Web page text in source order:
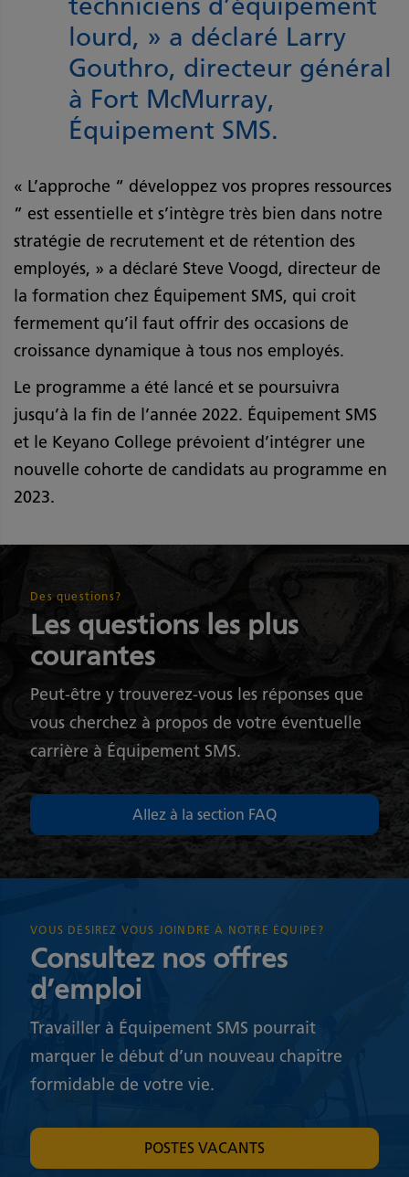
lourd, » a déclaré Larry
Gouthro, directeur général
à Fort McMurray,
Équipement SMS.
« L’approche “ développez vos propres ressources
” est essentielle et s’intègre très bien dans notre
stratégie de recrutement et de rétention des
employés, » a déclaré Steve Voogd, directeur de
la formation chez Équipement SMS, qui croit
fermement qu’il faut offrir des occasions de
croissance dynamique à tous nos employés.
Le programme a été lancé et se poursuivra
jusqu’à la fin de l’année 2022. Équipement SMS
et le Keyano College prévoient d’intégrer une
nouvelle cohorte de candidats au programme en
2023.
VOUS DÉSIREZ VOUS JOINDRE À NOTRE ÉQUIPE?
Consultez nos offres
d’emploi
Travailler à Équipement SMS pourrait
marquer le début d’un nouveau chapitre
formidable de votre vie.
POSTES VACANTS
Des questions?
Les questions les plus
courantes
Peut-être y trouverez-vous les réponses que
vous cherchez à propos de votre éventuelle
carrière à Équipement SMS.
Allez à la section FAQ​